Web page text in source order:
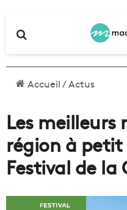
Accueil/Actus
Les meilleurs
région à
Festival de la